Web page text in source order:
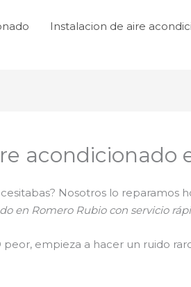
Instalacion de aire
acondicionado
Nosotros lo reparamos
en Romero Rubio con servicio
empieza a hacer un ruido